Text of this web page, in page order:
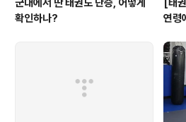
군대에서 딴 태권도 단증, 어떻게
확인하나?
[태
연령